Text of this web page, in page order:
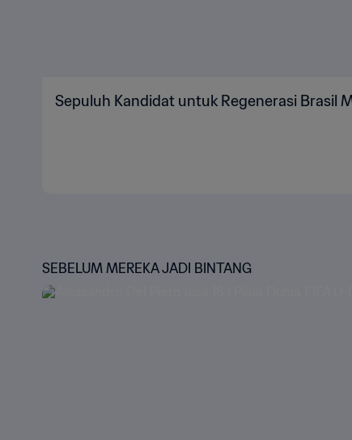
Sepuluh Kandidat untuk Regenerasi Brasil
SEBELUM MEREKA JADI BINTANG